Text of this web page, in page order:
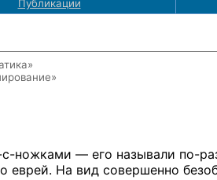
Публикации
ножками — его называли по-
На вид совершенно